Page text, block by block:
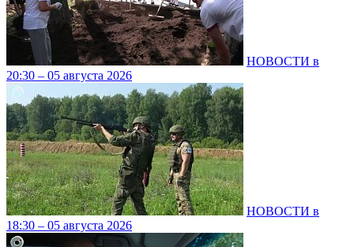
НОВОСТИ в
20:30 – 05 августа 2026
НОВОСТИ в
18:30 – 05 августа 2026